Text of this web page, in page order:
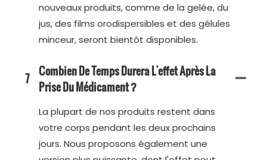
nouveaux produits, comme de la gelée, du
jus, des films orodispersibles et des gélules
minceur, seront bientôt disponibles.
7
Combien De Temps Durera L'effet Après La
Prise Du Médicament ?
La plupart de nos produits restent dans
votre corps pendant les deux prochains
jours. Nous proposons également une